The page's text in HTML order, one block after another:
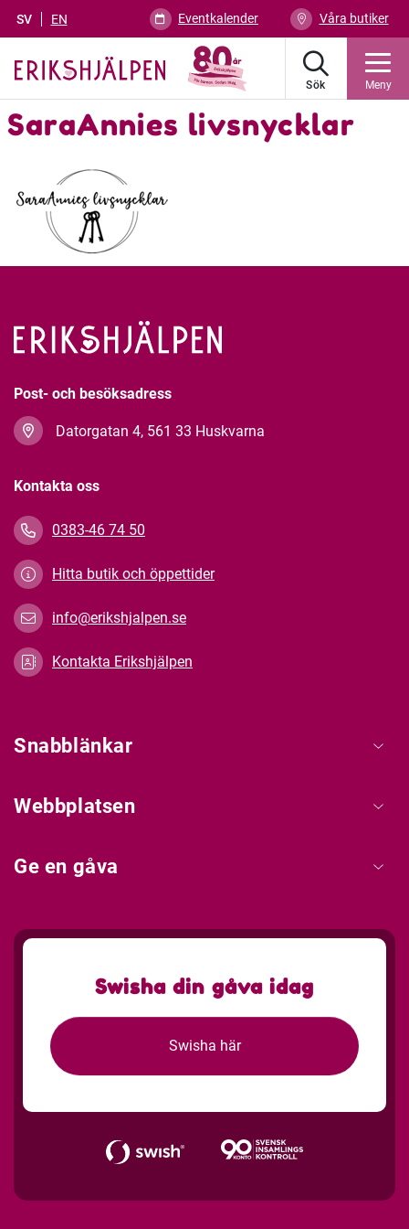
SV EN Eventkalender Våra butiker
Sök Meny
SaraAnnies livsnycklar
Post- och besöksadress
Datorgatan 4, 561 33 Huskvarna
Kontakta oss
0383-46 74 50
Hitta butik och öppettider
info@erikshjalpen.se
Kontakta Erikshjälpen
Snabblänkar
Webbplatsen
Ge en gåva
Swisha din gåva idag
Swisha här